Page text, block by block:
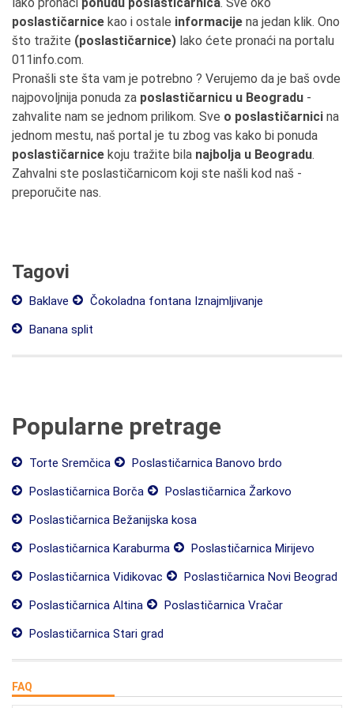
poslastičarnice kao i ostale informacije na jedan klik. Ono
što tražite (poslastičarnice) lako ćete pronaći na portalu
011info.com.
Pronašli ste šta vam je potrebno ? Verujemo da je baš ovde
najpovoljnija ponuda za poslastičarnicu u Beogradu -
zahvalite nam se jednom prilikom. Sve o poslastičarnici na
jednom mestu, naš portal je tu zbog vas kako bi ponuda
poslastičarnice koju tražite bila najbolja u Beogradu.
Zahvalni ste poslastičarnicom koji ste našli kod naš -
preporučite nas.
Tagovi
Baklave
Čokoladna fontana Iznajmljivanje
Banana split
Popularne pretrage
Torte Sremčica
Poslastičarnica Banovo brdo
Poslastičarnica Borča
Poslastičarnica Žarkovo
Poslastičarnica Bežanijska kosa
Poslastičarnica Karaburma
Poslastičarnica Mirijevo
Poslastičarnica Vidikovac
Poslastičarnica Novi Beograd
Poslastičarnica Altina
Poslastičarnica Vračar
Poslastičarnica Stari grad
FAQ